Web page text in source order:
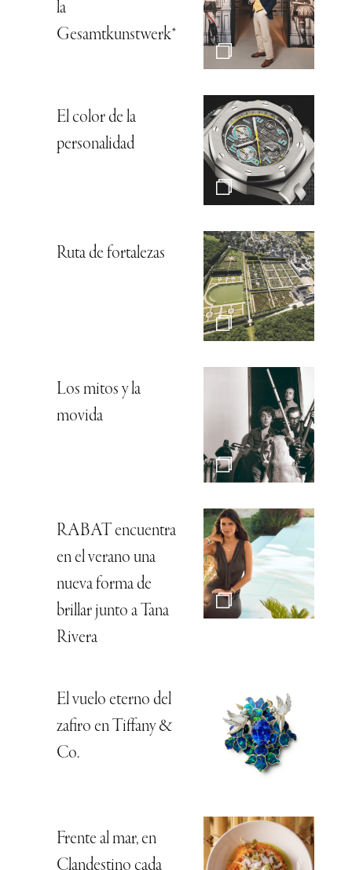
la
Gesamtkunstwerk*
El color de la
personalidad
Ruta de fortalezas
Los mitos y la
movida
RABAT encuentra
en el verano una
nueva forma de
brillar junto a Tana
Rivera
El vuelo eterno del
zafiro en Tiffany &
Co.
Frente al mar, en
Clandestino cada